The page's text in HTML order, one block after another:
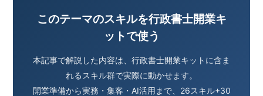
このテーマのスキルを行政書士開業キ
ットで使う
本記事で解説した内容は、行政書士開業キットに含ま
れるスキル群で実際に動かせます。
開業準備から実務・集客・AI活用まで、26スキル+30